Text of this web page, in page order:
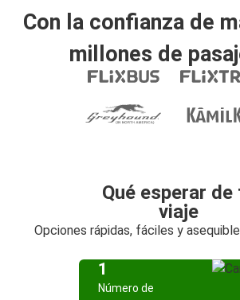
Con la confianza de
millones de
Qué esperar de
viaje
Opciones rápidas, fáciles y
1
Número de